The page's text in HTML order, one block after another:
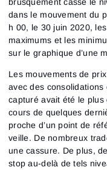
dans le mouvement du
h 00, le 30 juin 2020,
maximums et les
sur le graphique d’une
Les mouvements de
avec des consolidations
capturé avait été le
cours de quelques
proche d’un point de
veille. De nombreux
une cassure. De plus,
stop au-delà de tels